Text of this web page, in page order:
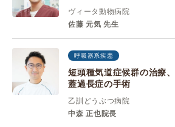
ヴィータ動物病院
佐藤 元気 先生
呼吸器系疾患
短頭種気道症候群の治療
蓋過長症の手術
乙訓どうぶつ病院
中森 正也院長